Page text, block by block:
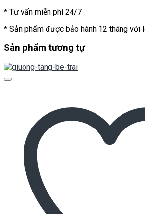
* Tư vấn miễn phí 24/7
* Sản phẩm được bảo hành 12 tháng với
Sản phẩm tương tự